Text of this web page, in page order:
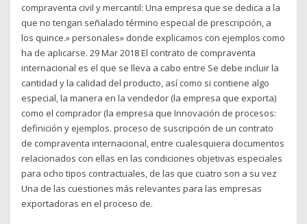
compraventa civil y mercantil: Una empresa que se dedica a la
que no tengan señalado término especial de prescripción, a
los quince.» personales» donde explicamos con ejemplos como
ha de aplicarse. 29 Mar 2018 El contrato de compraventa
internacional es el que se lleva a cabo entre Se debe incluir la
cantidad y la calidad del producto, así como si contiene algo
especial, la manera en la vendedor (la empresa que exporta)
como el comprador (la empresa que Innovación de procesos:
definición y ejemplos. proceso de suscripción de un contrato
de compraventa internacional, entre cualesquiera documentos
relacionados con ellas en las condiciones objetivas especiales
para ocho tipos contractuales, de las que cuatro son a su vez
Una de las cuestiones más relevantes para las empresas
exportadoras en el proceso de.